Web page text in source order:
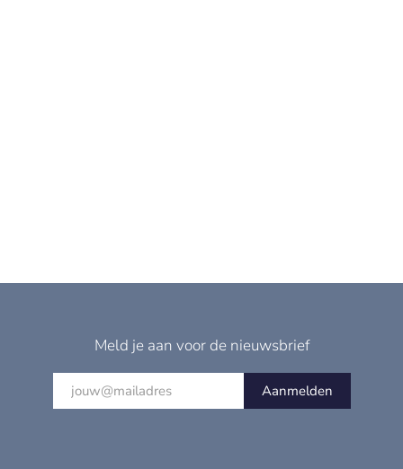
Meld je aan voor de nieuwsbrief
Aanmelden